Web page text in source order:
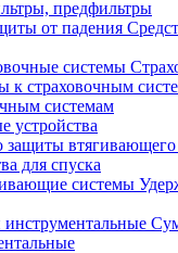
предфильтры
системам
устройства
защиты втягивающего
для спуска